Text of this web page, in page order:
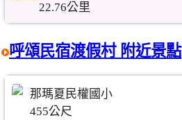
22.76公里
呼頌民宿渡假村 附近景點
那瑪夏民權國小
455公尺